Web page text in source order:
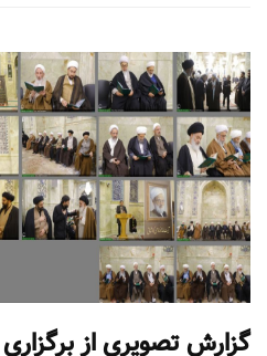
گزارش تصویری از